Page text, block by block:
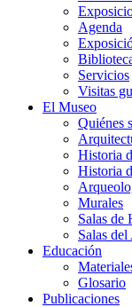
Agenda
Servicios
Visitas
El Museo
Quiénes
Historia
Historia
Murales
Salas de
Salas
Educación
Glosario
Publicaciones